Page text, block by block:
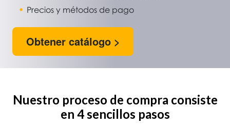
Precios y métodos de pago
Obtener catálogo >
Nuestro proceso de compra consiste
en 4 sencillos pasos